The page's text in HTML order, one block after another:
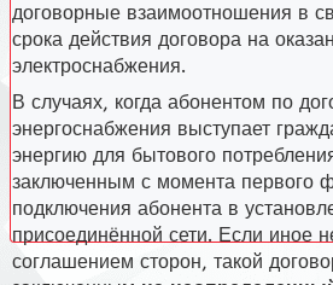
договорные взаимоотношения в
срока действия договора на
электроснабжения.
В случаях, когда абонентом по
энергоснабжения выступает
энергию для бытового
заключенным с момента первого
подключения абонента в
присоединённой сети. Если иное
соглашением сторон, такой